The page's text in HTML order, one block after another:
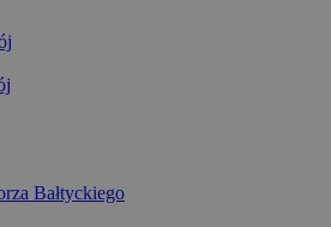
Bałtyckiego